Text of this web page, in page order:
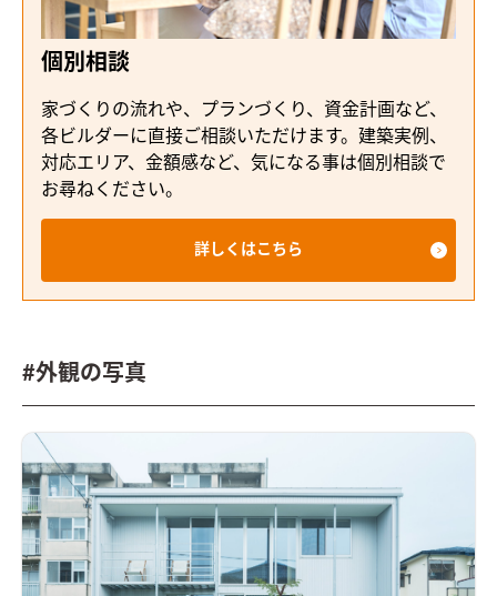
個別相談
家づくりの流れや、プランづくり、資金計画など、
各ビルダーに直接ご相談いただけます。建築実例、
対応エリア、金額感など、気になる事は個別相談で
お尋ねください。
詳しくはこちら
#外観の写真